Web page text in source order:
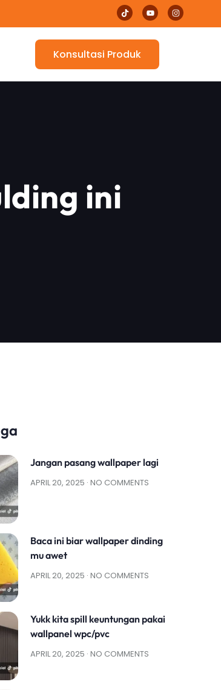
Konsultasi Produk
ini
Jangan pasang wallpaper lagi
APRIL 20, 2025 NO COMMENTS
Baca ini biar wallpaper dinding
mu awet
APRIL 20, 2025 NO COMMENTS
Yukk kita spill keuntungan pakai
wallpanel wpc/pvc
APRIL 20, 2025 NO COMMENTS